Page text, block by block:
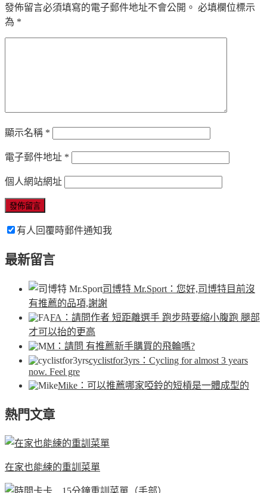
發佈留言必須填寫的電子郵件地址不會公開。 必填欄位標示
為 *
顯示名稱 *
電子郵件地址 *
個人網站網址
有人回覆時郵件通知我
最新留言
司博特 Mr.Sport ：您好,司博特目前沒
有推薦的品項,謝謝
FA ：請問作者 短距離選手 跑步時要縮小腹跑 腿部
才可以抬的更高
M ：請問 有推薦新手購買的飛輪嗎?
cyclistfor3yrs ：Cycling for almost 3 years
now. Feel gre
Mike ：可以推薦哪家啞鈴的短槓是一體成型的
熱門文章
在家也能練的重訓菜單